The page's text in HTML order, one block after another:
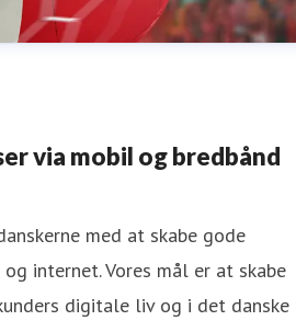
via mobil og bredbånd
med at skabe gode
internet. Vores mål er at skabe
digitale liv og i det danske